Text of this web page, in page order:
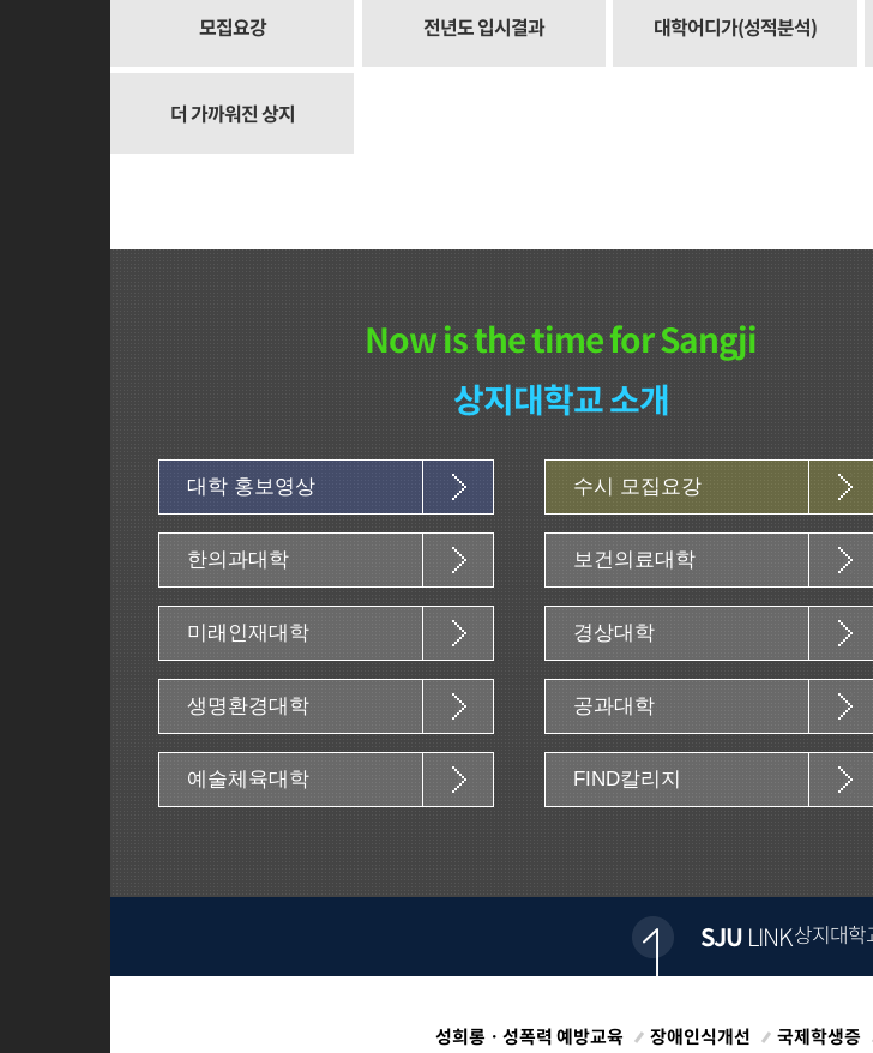
모집요강 전년도 입시결과 대학어디가(성적분석)
더 가까워진 상지
Now is the time for Sangji
상지대학교 소개
대학 홍보영상 수시 모집요강
한의과대학 보건의료대학
미래인재대학 경상대학
생명환경대학 공과대학
예술체육대학 FIND칼리지
SJU LINK상지대학
성희롱ㆍ성폭력 예방교육 장애인식개선 국제학생증